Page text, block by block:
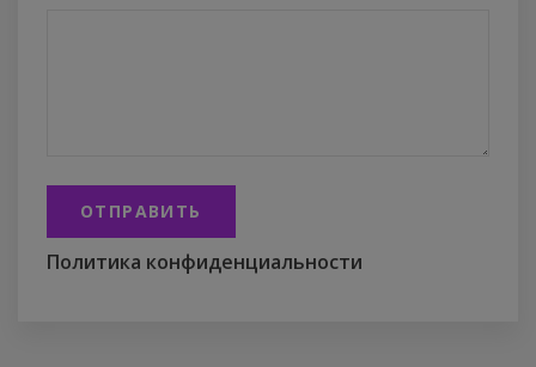
ОТПРАВИТЬ
Политика конфиденциальности